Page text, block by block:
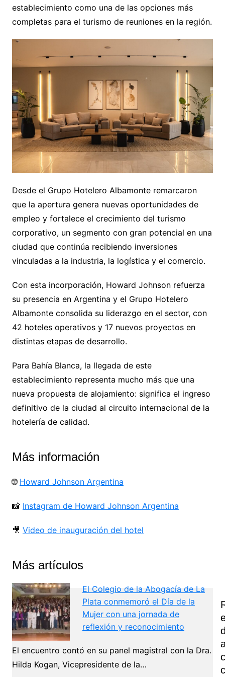
establecimiento como una de las opciones más
completas para el turismo de reuniones en la región.
Desde el Grupo Hotelero Albamonte remarcaron
que la apertura genera nuevas oportunidades de
empleo y fortalece el crecimiento del turismo
corporativo, un segmento con gran potencial en una
ciudad que continúa recibiendo inversiones
vinculadas a la industria, la logística y el comercio.
Con esta incorporación, Howard Johnson refuerza
su presencia en Argentina y el Grupo Hotelero
Albamonte consolida su liderazgo en el sector, con
42 hoteles operativos y 17 nuevos proyectos en
distintas etapas de desarrollo.
Para Bahía Blanca, la llegada de este
establecimiento representa mucho más que una
nueva propuesta de alojamiento: significa el ingreso
definitivo de la ciudad al circuito internacional de la
hotelería de calidad.
Más información
🌐 Howard Johnson Argentina
📸 Instagram de Howard Johnson Argentina
🎥 Video de inauguración del hotel
Más artículos
El Colegio de la Abogacía de La
Plata conmemoró el Día de la
Mujer con una jornada de
reflexión y reconocimiento
El encuentro contó en su panel magistral con la Dra.
Hilda Kogan, Vicepresidente de la…